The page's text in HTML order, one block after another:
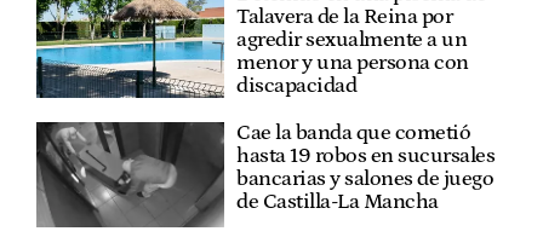
Talavera de la Reina por
agredir sexualmente a un
menor y una persona con
discapacidad
Cae la banda que cometió
hasta 19 robos en sucursales
bancarias y salones de juego
de Castilla-La Mancha